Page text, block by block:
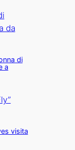
di
a
visita